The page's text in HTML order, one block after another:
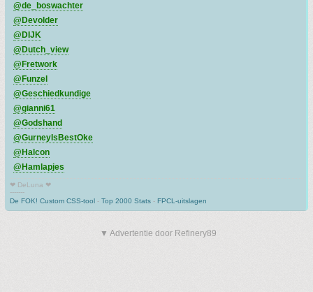
@de_boswachter
@Devolder
@DIJK
@Dutch_view
@Fretwork
@Funzel
@Geschiedkundige
@gianni61
@Godshand
@GurneyIsBestOke
@Halcon
@Hamlapjes
❤ DeLuna ❤
-------
De FOK! Custom CSS-tool - Top 2000 Stats - FPCL-uitslagen
▼ Advertentie door Refinery89